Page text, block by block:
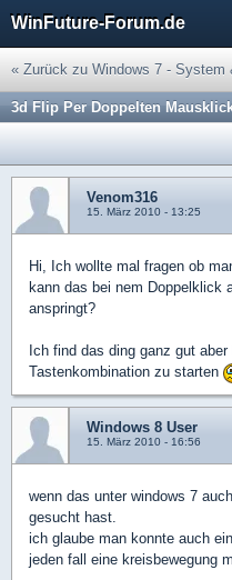
WinFuture-Forum.de
« Zurück zu Windows 7 - System
3d Flip Per Doppelten
Venom316
15. März 2010 - 13:25
Hi, Ich wollte mal fragen ob
kann das bei nem Doppelklick
anspringt?
Ich find das ding ganz gut
Tastenkombination zu starten
Windows 8 User
15. März 2010 - 16:56
wenn das unter windows 7
gesucht hast.
ich glaube man konnte auch
jeden fall eine kreisbewegung